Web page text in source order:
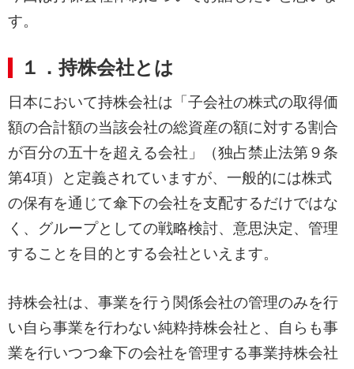
す。
１．持株会社とは
日本において持株会社は「子会社の株式の取得価
額の合計額の当該会社の総資産の額に対する割合
が百分の五十を超える会社」（独占禁止法第９条
第4項）と定義されていますが、一般的には株式
の保有を通じて傘下の会社を支配するだけではな
く、グループとしての戦略検討、意思決定、管理
することを目的とする会社といえます。
持株会社は、事業を行う関係会社の管理のみを行
い自ら事業を行わない純粋持株会社と、自らも事
業を行いつつ傘下の会社を管理する事業持株会社